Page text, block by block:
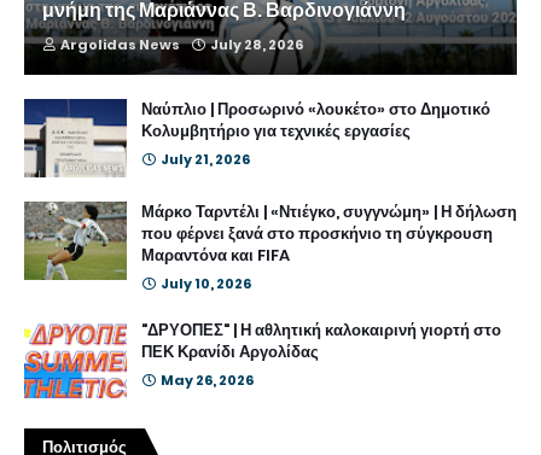
μνήμη της Μαριάννας Β. Βαρδινογιάννη
Argolidas News July 28, 2026
Ναύπλιο | Προσωρινό «λουκέτο» στο Δημοτικό
Κολυμβητήριο για τεχνικές εργασίες
July 21, 2026
Μάρκο Ταρντέλι | «Ντιέγκο, συγγνώμη» | Η δήλωση
που φέρνει ξανά στο προσκήνιο τη σύγκρουση
Μαραντόνα και FIFA
July 10, 2026
"ΔΡΥΟΠΕΣ" | Η αθλητική καλοκαιρινή γιορτή στο
ΠΕΚ Κρανίδι Αργολίδας
May 26, 2026
Πολιτισμός